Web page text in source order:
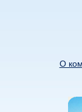
О